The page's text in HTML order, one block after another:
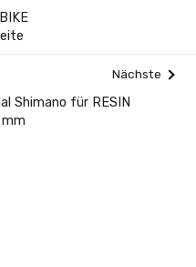
Nächste